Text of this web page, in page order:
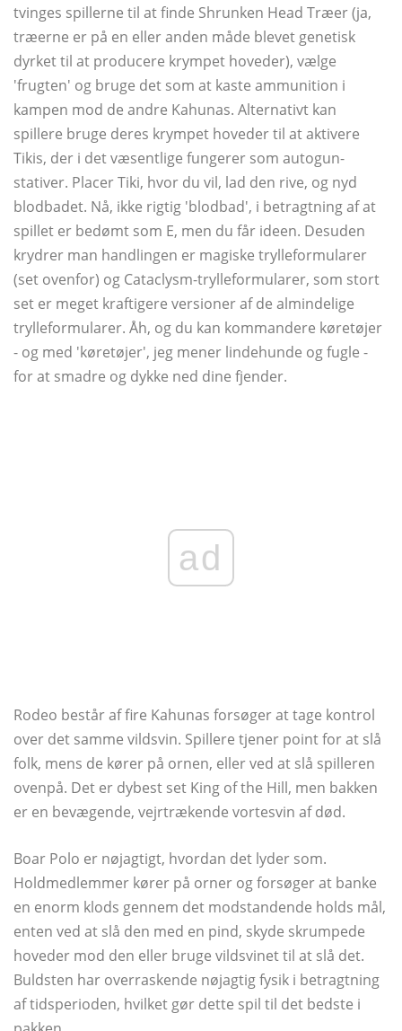
tvinges spillerne til at finde Shrunken Head Træer (ja,
træerne er på en eller anden måde blevet genetisk
dyrket til at producere krympet hoveder), vælge
'frugten' og bruge det som at kaste ammunition i
kampen mod de andre Kahunas. Alternativt kan
spillere bruge deres krympet hoveder til at aktivere
Tikis, der i det væsentlige fungerer som autogun-
stativer. Placer Tiki, hvor du vil, lad den rive, og nyd
blodbadet. Nå, ikke rigtig 'blodbad', i betragtning af at
spillet er bedømt som E, men du får ideen. Desuden
krydrer man handlingen er magiske trylleformularer
(set ovenfor) og Cataclysm-trylleformularer, som stort
set er meget kraftigere versioner af de almindelige
trylleformularer. Åh, og du kan kommandere køretøjer
- og med 'køretøjer', jeg mener lindehunde og fugle -
for at smadre og dykke ned dine fjender.
ad
Rodeo består af fire Kahunas forsøger at tage kontrol
over det samme vildsvin. Spillere tjener point for at slå
folk, mens de kører på ornen, eller ved at slå spilleren
ovenpå. Det er dybest set King of the Hill, men bakken
er en bevægende, vejrtrækende vortesvin af død.
Boar Polo er nøjagtigt, hvordan det lyder som.
Holdmedlemmer kører på orner og forsøger at banke
en enorm klods gennem det modstandende holds mål,
enten ved at slå den med en pind, skyde skrumpede
hoveder mod den eller bruge vildsvinet til at slå det.
Buldsten har overraskende nøjagtig fysik i betragtning
af tidsperioden, hvilket gør dette spil til det bedste i